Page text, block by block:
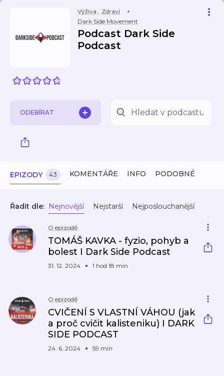
Výživa , Zdraví
Dark Side Movement
Podcast Dark Side
Podcast
ODEBÍRAT
EPIZODY 43 KOMENTÁŘE INFO PODOBNÉ
Řadit dle: Nejnovější Nejstarší Nejposlouchanější
O epizodě
TOMÁŠ KAVKA - fyzio, pohyb a
bolest I Dark Side Podcast
31. 12. 2024 1 hod 18 min
O epizodě
CVIČENÍ S VLASTNÍ VÁHOU (jak
a proč cvičit kalisteniku) I DARK
SIDE PODCAST
24. 6. 2024 59 min